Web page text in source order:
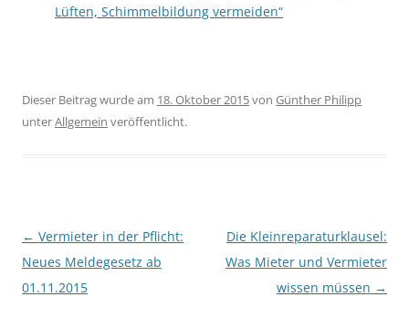
Lüften, Schimmelbildung vermeiden“
Dieser Beitrag wurde am 18. Oktober 2015von Günther Philipp
unterAllgemein veröffentlicht.
Beitrags-
Navigation
← Vermieter in der Pflicht:
Neues Meldegesetz ab
01.11.2015
Die Kleinreparaturklausel:
Was Mieter und Vermieter
wissen müssen →